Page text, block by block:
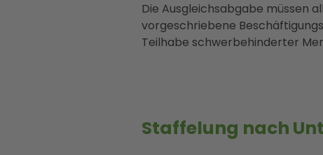
Die Ausgleichsabgabe müssen
vorgeschriebene
Teilhabe schwerbehinderter
Staffelung nach